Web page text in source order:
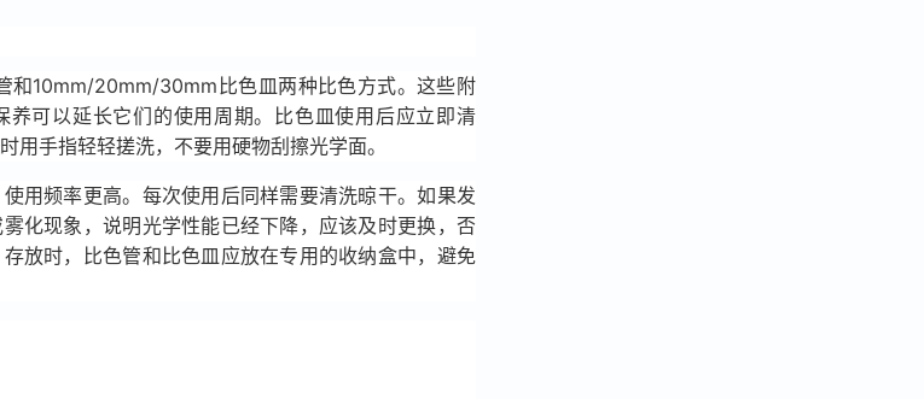
和10mm/20mm/30mm比色皿两种比色方式。这些附
养可以延长它们的使用周期。比色皿使用后应立即清
用手指轻轻搓洗，不要用硬物刮擦光学面。
用频率更高。每次使用后同样需要清洗晾干。如果发
化现象，说明光学性能已经下降，应该及时更换，否
放时，比色管和比色皿应放在专用的收纳盒中，避免